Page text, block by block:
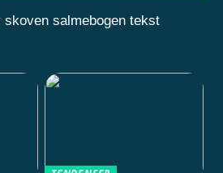
salmebogen tekst